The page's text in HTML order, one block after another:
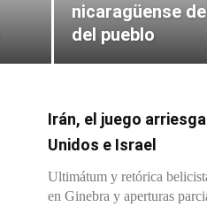
nicaragüense
del pueblo
Irán, el juego
Unidos e Israel
Ultimátum y retórica
en Ginebra y aperturas